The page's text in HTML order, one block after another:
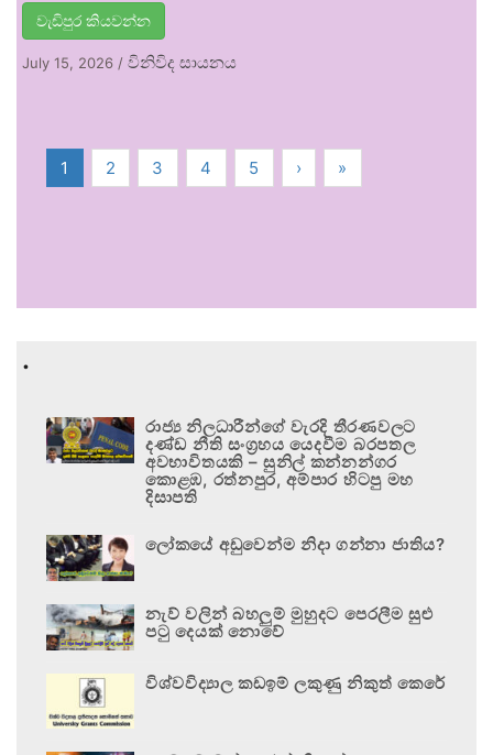
වැඩිපුර කියවන්න
July 15, 2026 / විනිවිද සායනය
1 2 3 4 5 › »
.
රාජ්‍ය නිලධාරීන්ගේ වැරදි තීරණවලට
දණ්ඩ නීති සංග්‍රහය යෙදවීම බරපතල
අවභාවිතයකි – සුනිල් කන්නන්ගර
කොළඹ, රත්නපුර, අම්පාර හිටපු මහ
දිසාපති
ලෝකයේ අඩුවෙන්ම නිදා ගන්නා ජාතිය?
නැව් වලින් බහලුම් මුහුදට පෙරලීම සුළු
පටු දෙයක් නොවේ
විශ්වවිද්‍යාල කඩඉම් ලකුණු නිකුත් කෙරේ